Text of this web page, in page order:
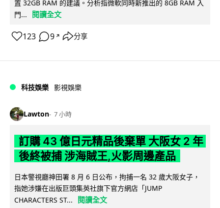
置 32GB RAM 的建議。分析指微軟同時新推出的 8GB RAM 入
門...
閱讀全文
123 9 ↗ 分享
科技娛樂 影視娛樂
Lawton 7 小時
訂購 43 億日元精品後棄單 大阪女 2 年
後終被捕 涉海賊王,火影周邊產品
日本警視廳神田署 8 月 6 日公布，拘捕一名 32 歲大阪女子，
指她涉嫌在出版巨頭集英社旗下官方網店「JUMP
CHARACTERS ST...
閱讀全文